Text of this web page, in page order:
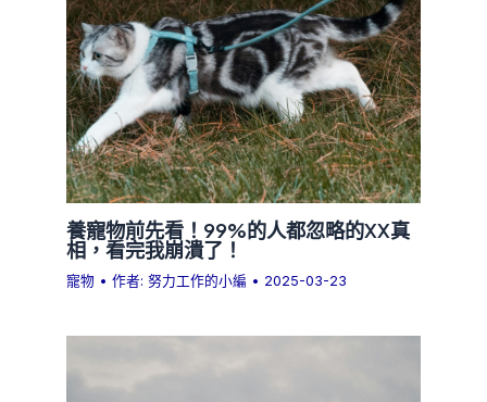
養寵物前先看！99%的人都忽略的XX真
相，看完我崩潰了！
寵物 • 作者:努力工作的小編 • 2025-03-23